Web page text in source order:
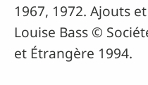
1967, 1972. Ajouts
Louise Bass ©
et Étrangère 1994.